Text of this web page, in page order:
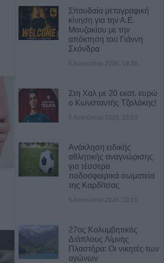
Σπουδαία μεταγραφική
κίνηση για την Α.Ε.
Μουζακίου με την
απόκτηση του Γιάννη
Σκόνδρα
5 Αυγούστου 2026, 19:38
Στη Χαλ με 20 εκατ. ευρώ
ο Κωνσταντής Τζολάκης!
5 Αυγούστου 2026, 12:53
Ανάκληση ειδικής
αθλητικής αναγνώρισης
για τέσσερα
ποδοσφαιρικά σωματεία
της Καρδίτσας
5 Αυγούστου 2026, 10:15
27ος Κολυμβητικός
Διάπλους Λίμνης
Πλαστήρα: Οι νικητές των
αγώνων